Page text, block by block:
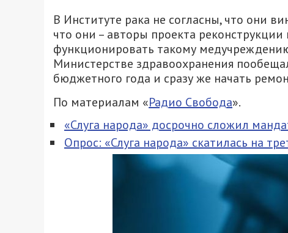
В Институте рака не согласны, что они
что они – авторы проекта
функционировать такому
Министерстве здравоохранения
бюджетного года и сразу же начать
По материалам «Радио Свобода».
«‎Слуга народа» досрочно сложил
Опрос: «Слуга народа» скатилась на